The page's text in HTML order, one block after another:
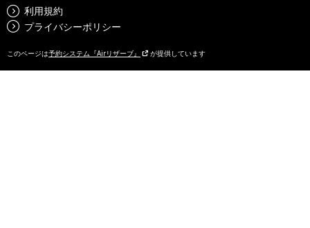
利用規約
プライバシーポリシー
このページは予約システム『Airリザーブ』 が提供しています